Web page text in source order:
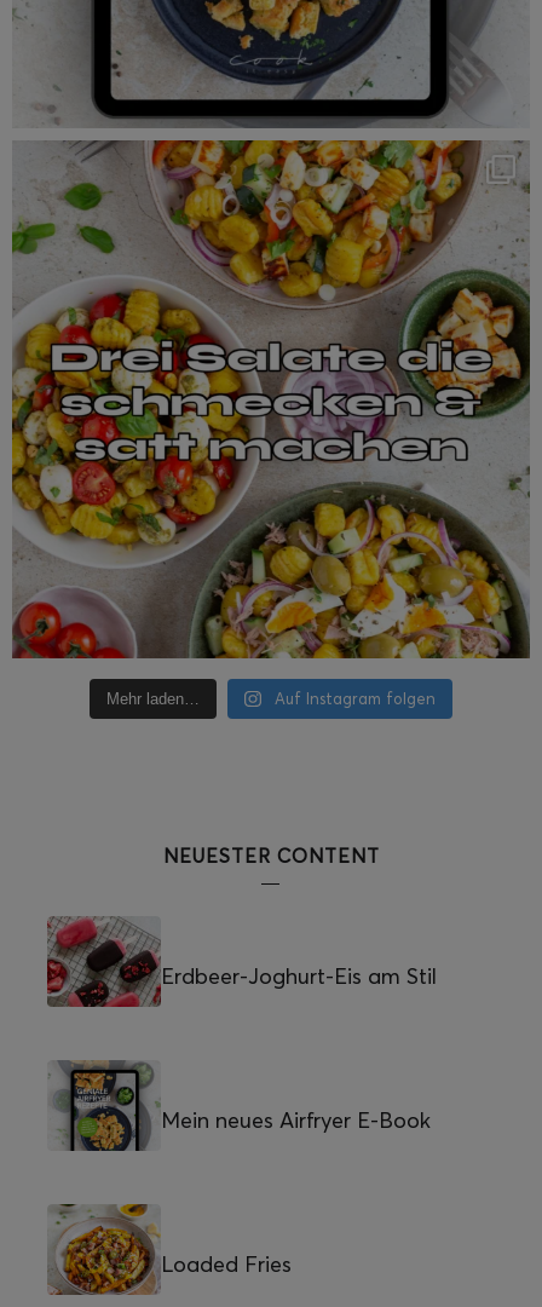
Mehr laden… Auf Instagram folgen
NEUESTER CONTENT
Erdbeer-Joghurt-Eis am Stil
Mein neues Airfryer E-Book
Loaded Fries